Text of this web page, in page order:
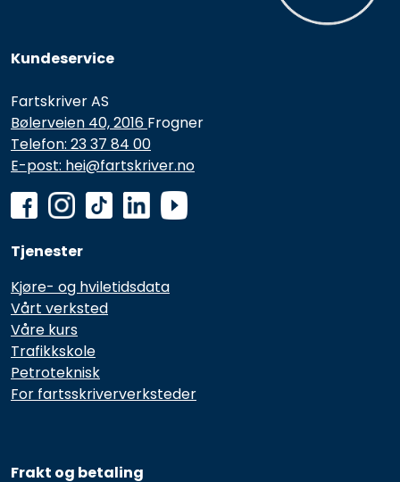
Frakt og betaling
Kundeservice
Fartskriver AS
Bølerveien 40, 2016 Frogner
Telefon: 23 37 84 00
E-post: hei@fartskriver.no
Tjenester
Kjøre- og hviletidsdata
Vårt verksted
Våre kurs
Trafikkskole
Petroteknisk
For fartsskriververksteder